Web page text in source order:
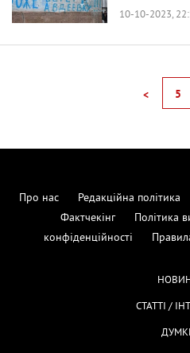
10-10-2023,
< 5
Про нас Редакційна політика
Фактчекінг
Політика
конфіденційності
СТАТТІ /